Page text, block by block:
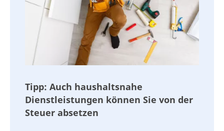
Tipp: Auch haushaltsnahe
Dienstleistungen können Sie von der
Steuer absetzen